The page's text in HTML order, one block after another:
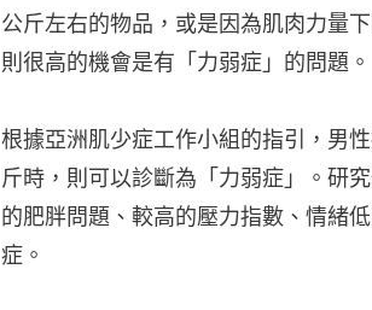
公斤左右的物品，或是因為肌肉力量
則很高的機會是有「力弱症」的問題。
根據亞洲肌少症工作小組的指引，男
斤時，則可以診斷為「力弱症」。研
的肥胖問題、較高的壓力指數、情緒
症。